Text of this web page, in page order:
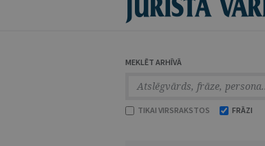
MEKLĒT ARHĪVĀ
TIKAI VIRSRAKSTOS FRĀZI